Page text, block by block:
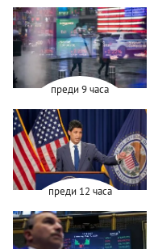
преди 9 часа
преди 12 часа